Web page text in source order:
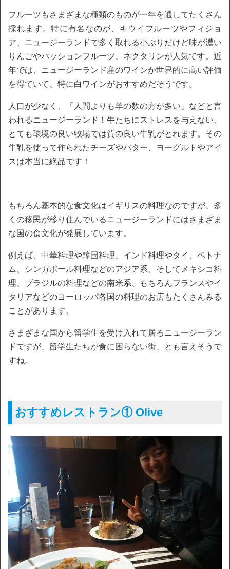
フルーツもさまざまな種類のものが一年を通してたくさん
採れます。特に有名なのが、キウイフルーツやフィジョ
ア、ニュージーランドで多く取れる小ぶりだけど味が濃い
りんごやパッションフルーツ、ネクタリンが人気です。近
年では、ニュージーランド産のワインが世界的に高い評価
を得ていて、特に白ワインがおすすめだそうです。
人口が少なく、「人間よりも羊の数の方が多い」などと言
われるニュージーランド！牛たちにストレスを与えない、
とても環境の良い牧場では質の良い牛乳がとれます。その
牛乳を使って作られたチーズやバター、ヨーグルトやアイ
スは本当に絶品です！
もちろん基本的な食文化はイギリスの料理なのですが、多
くの移民が移り住んでいるニュージーランドにはさまざま
な国の食文化が発展しています。
例えば、中華料理や韓国料理、インド料理やタイ、ベトナ
ム、シンガポール料理などのアジア系、そしてメキシコ料
理、ブラジルの料理などの南米系、もちろんフランスやイ
タリアなどのヨーロッパ各国の料理のお店もたくさんみる
ことがあります。
さまざまな国から留学生を受け入れて居るニュージーラン
ドですが、留学生たちが食に困らない街、とも言えそうで
すね。
おすすめレストラン① Olive